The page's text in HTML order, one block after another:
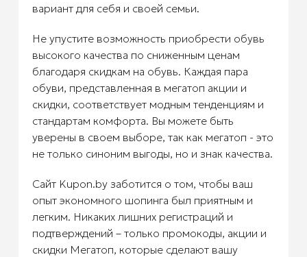
вариант для себя и своей семьи.
Не упустите возможность приобрести обувь
высокого качества по сниженным ценам
благодаря скидкам на обувь. Каждая пара
обуви, представленная в мегатоп акции и
скидки, соответствует модным тенденциям и
стандартам комфорта. Вы можете быть
уверены в своем выборе, так как мегатоп - это
не только синоним выгоды, но и знак качества.
Сайт Kupon.by заботится о том, чтобы ваш
опыт экономного шопинга был приятным и
легким. Никаких лишних регистраций и
подтверждений – только промокоды, акции и
скидки Мегатоп, которые сделают вашу